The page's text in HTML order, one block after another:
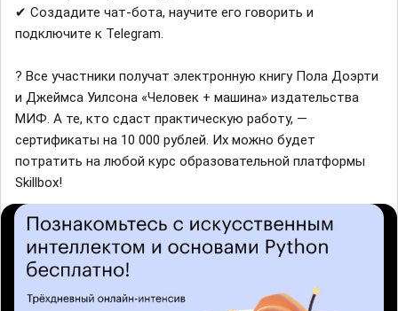
✔ Создадите чат-бота, научите его говорить и
подключите к Telegram.
? Все участники получат электронную книгу Пола Доэрти
и Джеймса Уилсона «Человек + машина» издательства
МИФ. А те, кто сдаст практическую работу, —
сертификаты на 10 000 рублей. Их можно будет
потратить на любой курс образовательной платформы
Skillbox!